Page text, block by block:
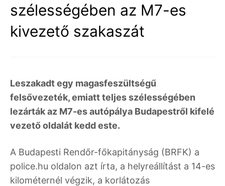
szélességében az M7-es
kivezető szakaszát
Leszakadt egy magasfeszültségű
felsővezeték, emiatt teljes szélességében
lezárták az M7-es autópálya Budapestről kifelé
vezető oldalát kedd este.
A Budapesti Rendőr-főkapitányság (BRFK) a
police.hu oldalon azt írta, a helyreállítást a 14-es
kilométernél végzik, a korlátozás